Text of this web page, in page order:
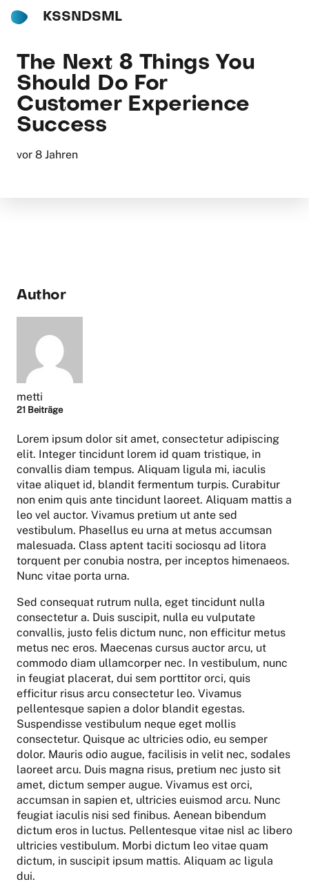
KSSNDSML
The Next 8 Things You
Should Do For
Customer Experience
Success
vor 8 Jahren
Author
metti
21 Beiträge
Lorem ipsum dolor sit amet, consectetur adipiscing
elit. Integer tincidunt lorem id quam tristique, in
convallis diam tempus. Aliquam ligula mi, iaculis
vitae aliquet id, blandit fermentum turpis. Curabitur
non enim quis ante tincidunt laoreet. Aliquam mattis a
leo vel auctor. Vivamus pretium ut ante sed
vestibulum. Phasellus eu urna at metus accumsan
malesuada. Class aptent taciti sociosqu ad litora
torquent per conubia nostra, per inceptos himenaeos.
Nunc vitae porta urna.
Sed consequat rutrum nulla, eget tincidunt nulla
consectetur a. Duis suscipit, nulla eu vulputate
convallis, justo felis dictum nunc, non efficitur metus
metus nec eros. Maecenas cursus auctor arcu, ut
commodo diam ullamcorper nec. In vestibulum, nunc
in feugiat placerat, dui sem porttitor orci, quis
efficitur risus arcu consectetur leo. Vivamus
pellentesque sapien a dolor blandit egestas.
Suspendisse vestibulum neque eget mollis
consectetur. Quisque ac ultricies odio, eu semper
dolor. Mauris odio augue, facilisis in velit nec, sodales
laoreet arcu. Duis magna risus, pretium nec justo sit
amet, dictum semper augue. Vivamus est orci,
accumsan in sapien et, ultricies euismod arcu. Nunc
feugiat iaculis nisi sed finibus. Aenean bibendum
dictum eros in luctus. Pellentesque vitae nisl ac libero
ultricies vestibulum. Morbi dictum leo vitae quam
dictum, in suscipit ipsum mattis. Aliquam ac ligula
dui.